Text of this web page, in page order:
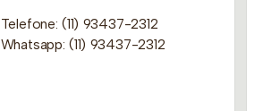
Telefone: (11) 93437-2312
Whatsapp: (11) 93437-2312